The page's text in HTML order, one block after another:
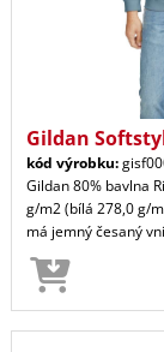
Gildan
kód výrobku:
Gildan 80% bavlna
g/m2 (bílá 278,0 g/
má jemný česaný vni